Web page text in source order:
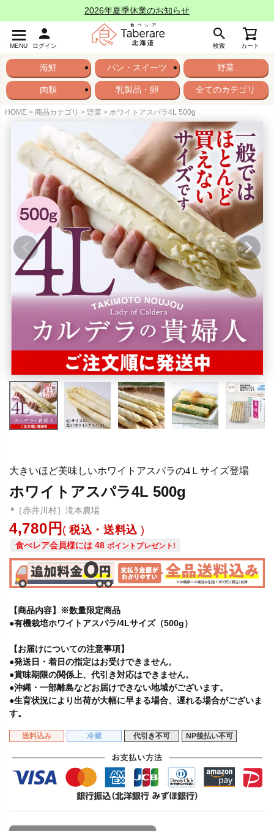
2026年夏季休業のお知らせ
MENU ログイン 検索 カート
海鮮 パン・スイーツ 野菜
肉類 乳製品・卵 全てのカテゴリ
HOME 商品カテゴリ 野菜 ホワイトアスパラ4L 500g
大きいほど美味しいホワイトアスパラの4Ｌサイズ登場
ホワイトアスパラ4L 500g
［赤井川村］滝本農場
4,780 税込・送料込
食べレア会員様には 48 ポイントプレゼント!
【商品内容】※数量限定商品
●有機栽培ホワイトアスパラ/4Lサイズ（500g）
【お届けについての注意事項】
●発送日・着日の指定はお受けできません。
●賞味期限の関係上、代引き対応はできません。
●沖縄・一部離島などお届けできない地域がございます。
●生育状況により出荷が大幅に早まる場合、遅れる場合がございま
す。
送料込み 冷蔵 代引き不可 NP後払い不可